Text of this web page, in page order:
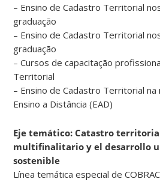
– Ensino de Cadastro Territorial
graduação
– Ensino de Cadastro Territorial
graduação
– Cursos de capacitação
Territorial
– Ensino de Cadastro Territorial na
Ensino a Distância (EAD)
Eje temático: Catastro
multifinalitario y el desarrollo
sostenible
Línea temática especial de